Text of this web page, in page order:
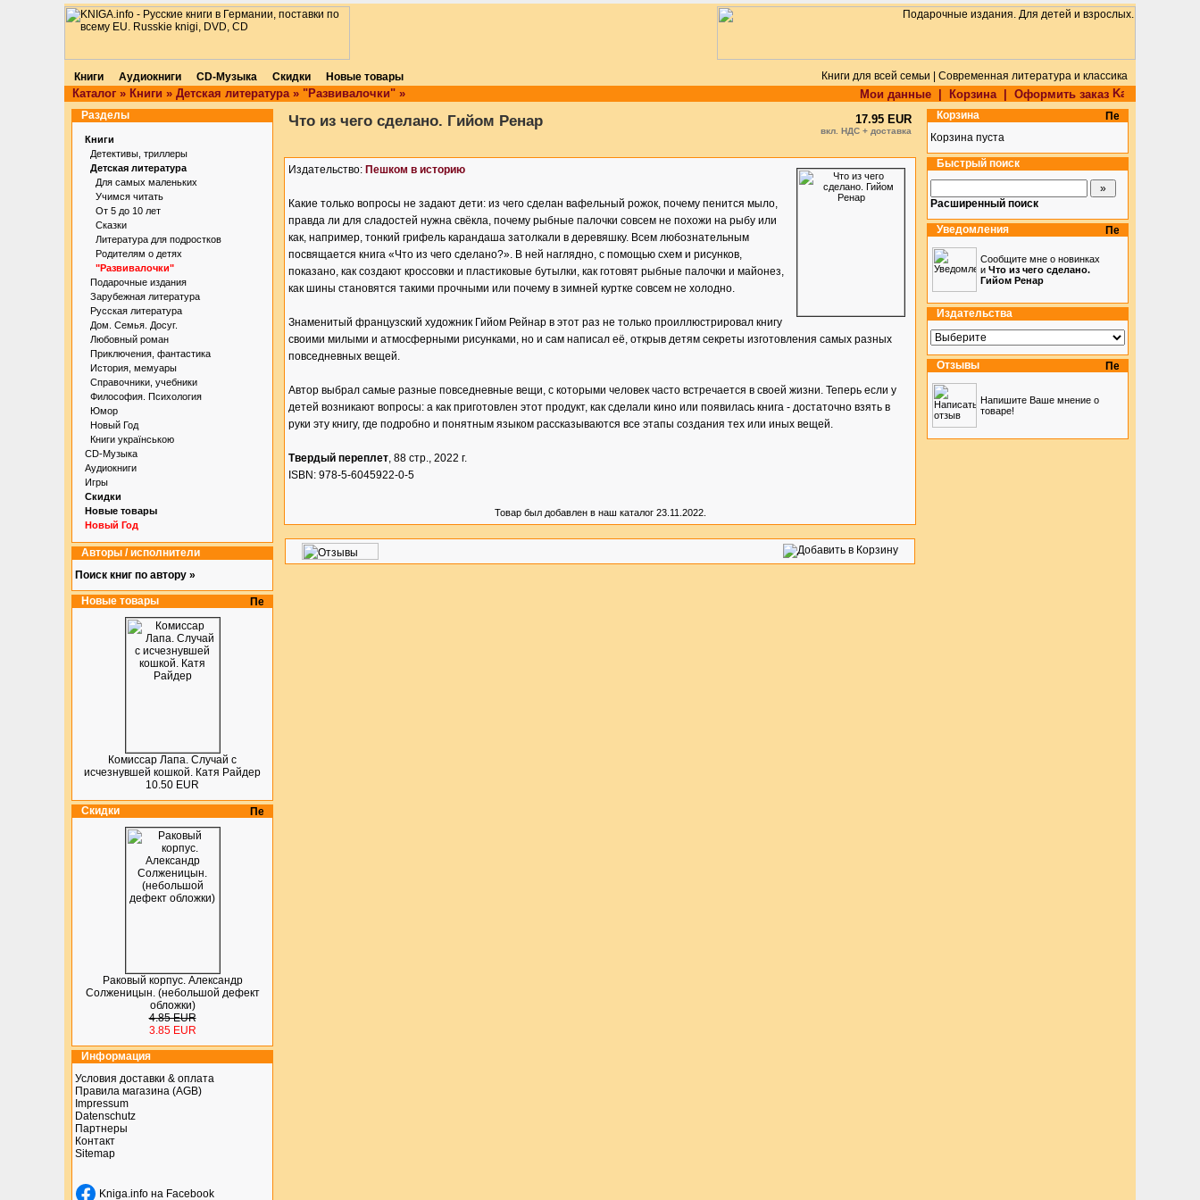
Книги Аудиокниги CD-Музыка Скидки Новые товары Книги для всей семьи | Современная литература и классика
Каталог » Книги » Детская литература» "Развивалочки" » Мои данные Корзина| Оформить заказ
Разделы
Книги
Детективы, триллеры
Детская литература
Для самых маленьких
Учимся читать
От 5 до 10 лет
Сказки
Литература для подростков
Родителям о детях
"Развивалочки"
Подарочные издания
Зарубежная литература
Русская литература
Дом. Семья. Досуг.
Любовный роман
Приключения, фантастика
История, мемуары
Справочники, учебники
Философия. Психология
Юмор
Новый Год
Книги українською
CD-Музыка
Аудиокниги
Игры
Скидки
Новые товары
Новый Год
Авторы / исполнители
Поиск книг по автору »
Новые товары
Комиссар Лапа. Случай с
исчезнувшей кошкой. Катя Райдер
10.50 EUR
Скидки
Раковый корпус. Александр
Солженицын. (небольшой дефект
обложки)
4.85 EUR
3.85 EUR
Информация
Условия доставки & оплата
Правила магазина (AGB)
Impressum
Datenschutz
Партнеры
Контакт
Sitemap
Kniga.info на Facebook
Что из чего сделано. Гийом Ренар 17.95 EUR
вкл. НДС + доставка
Издательство: Пешком в историю
Какие только вопросы не задают дети: из чего сделан вафельный рожок, почему пенится мыло,
правда ли для сладостей нужна свёкла, почему рыбные палочки совсем не похожи на рыбу или
как, например, тонкий грифель карандаша затолкали в деревяшку. Всем любознательным
посвящается книга «Что из чего сделано?». В ней наглядно, с помощью схем и рисунков,
показано, как создают кроссовки и пластиковые бутылки, как готовят рыбные палочки и майонез,
как шины становятся такими прочными или почему в зимней куртке совсем не холодно.
Знаменитый французский художник Гийом Рейнар в этот раз не только проиллюстрировал книгу
своими милыми и атмосферными рисунками, но и сам написал её, открыв детям секреты изготовления самых разных
повседневных вещей.
Автор выбрал самые разные повседневные вещи, с которыми человек часто встречается в своей жизни. Теперь если у
детей возникают вопросы: а как приготовлен этот продукт, как сделали кино или появилась книга - достаточно взять в
руки эту книгу, где подробно и понятным языком рассказываются все этапы создания тех или иных вещей.
Твердый переплет, 88 стр., 2022 г.
ISBN: 978-5-6045922-0-5
Товар был добавлен в наш каталог 23.11.2022.
Корзина
Корзина пуста
Быстрый поиск
Расширенный поиск
Уведомления
Сообщите мне о новинках
и Что из чего сделано.
Гийом Ренар
Издательства
Отзывы
Напишите Ваше мнение о
товаре!